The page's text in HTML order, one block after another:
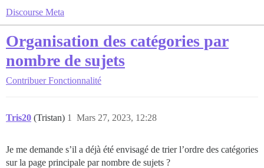
Discourse Meta
Organisation des catégories par
nombre de sujets
Contribuer Fonctionnalité
Tris20 (Tristan) Mars 27, 2023, 12:28
1
Je me demande s’il a déjà été envisagé de trier l’ordre des catégories
sur la page principale par nombre de sujets ?